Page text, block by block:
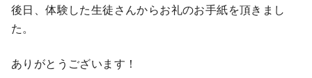
後日、体験した生徒さんからお礼のお手紙を頂きまし
た。
ありがとうございます！